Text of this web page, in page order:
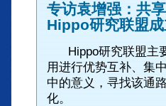
专访袁增强：共
Hippo研究联盟成
Hippo研究联盟主要
用进行优势互补、集
中的意义，寻找该通
化。